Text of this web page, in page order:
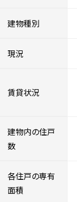
建物種別
現況
賃貸状況
建物内の住戸
数
各住戸の専有
面積